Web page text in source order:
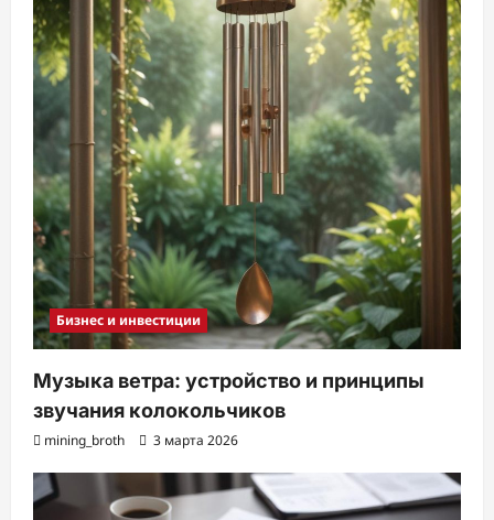
Бизнес и инвестиции
Музыка ветра: устройство и принципы
звучания колокольчиков
mining_broth 3 марта 2026